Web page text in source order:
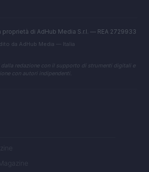
proprietà di AdHub Media S.r.l. — REA 2729933
da AdHub Media — Italia
redazione con il supporto di strumenti digitali e
con autori indipendenti.